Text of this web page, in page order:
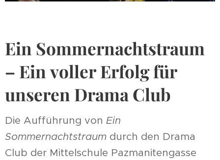
Ein Sommernachtstraum
– Ein voller Erfolg für
unseren Drama Club
Die Aufführung von Ein
Sommernachtstraum durch den Drama
Club der Mittelschule Pazmanitengasse